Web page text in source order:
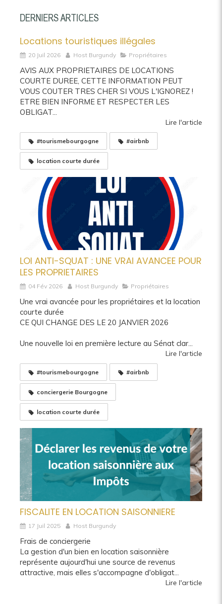
DERNIERS ARTICLES
Locations touristiques illégales
20 Juil 2026 Host Burgundy Propriétaires
AVIS AUX PROPRIETAIRES DE LOCATIONS
COURTE DUREE, CETTE INFORMATION PEUT
VOUS COUTER TRES CHER SI VOUS L'IGNOREZ !
ETRE BIEN INFORME ET RESPECTER LES
OBLIGAT...
Lire l'article
#tourismebourgogne #airbnb
location courte durée
LOI ANTI-SQUAT : UNE VRAI AVANCEE POUR
LES PROPRIETAIRES
04 Fév 2026 Host Burgundy Propriétaires
Une vrai avancée pour les propriétaires et la location
courte durée
CE QUI CHANGE DES LE 20 JANVIER 2026
Une nouvelle loi en première lecture au Sénat clar...
Lire l'article
#tourismebourgogne #airbnb
conciergerie Bourgogne
location courte durée
FISCALITE EN LOCATION SAISONNIERE
17 Juil 2025 Host Burgundy
Frais de conciergerie
La gestion d'un bien en location saisonnière
représente aujourd'hui une source de revenus
attractive, mais elles s'accompagne d'obligat...
Lire l'article